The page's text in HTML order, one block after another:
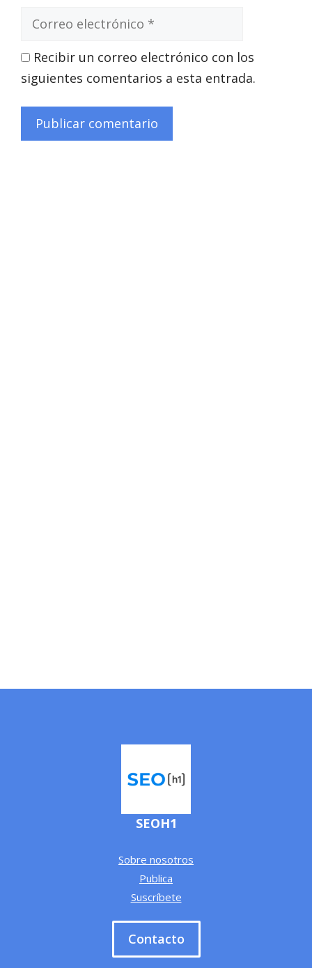
Correo
Recibir un correo electrónico con los
siguientes comentarios a esta entrada.
SEOH1
Sobre nosotros
Publica
Suscríbete
Contacto